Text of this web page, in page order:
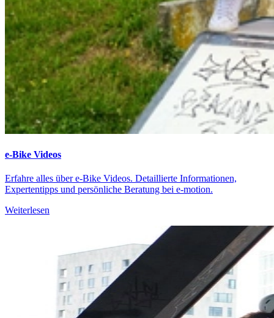
e-Bike Videos
Erfahre alles über e-Bike Videos. Detaillierte Informationen,
Expertentipps und persönliche Beratung bei e-motion.
Weiterlesen